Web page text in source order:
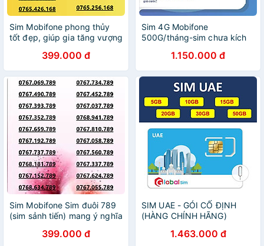
Sim Mobifone phong thủy
tốt đẹp, giúp gia tăng vượng
KÍCH HOẠT, PHẢI ĐĂNG KÝ
CHÍNH CHỦ )-HÀNG CHÍNH
HÃNG
399.000 đ
Sim 4G Mobifone
500G/tháng-sim chưa kích
THÁNG- Hàng chính hãng
1.150.000 đ
Sim Mobifone Sim đuôi 789
(sim sảnh tiến) mang ý nghĩa
tiến sự nghiệp và tài lộc
399.000 đ
SIM UAE - GÓI CỐ ĐỊNH
(HÀNG CHÍNH HÃNG)
1.463.000 đ